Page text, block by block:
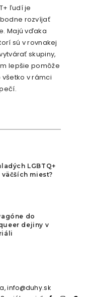
ľudí je
rozvíjať
Majú vďaka
sú v rovnakej
skupiny,
lepšie pomôže
v rámci
LGBTQ+
miest?
do
dejiny v
info@duhy.sk